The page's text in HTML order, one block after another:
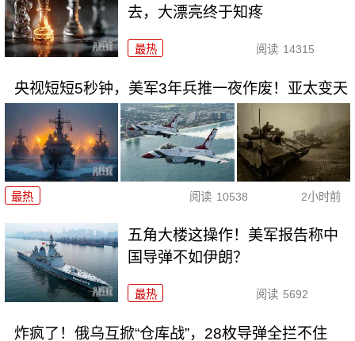
去，大漂亮终于知疼
最热 阅读 14315
央视短短5秒钟，美军3年兵推一夜作废！亚太变天
最热 阅读 10538 2小时前
五角大楼这操作！美军报告称中
国导弹不如伊朗？
最热 阅读 5692
炸疯了！俄乌互掀“仓库战”，28枚导弹全拦不住